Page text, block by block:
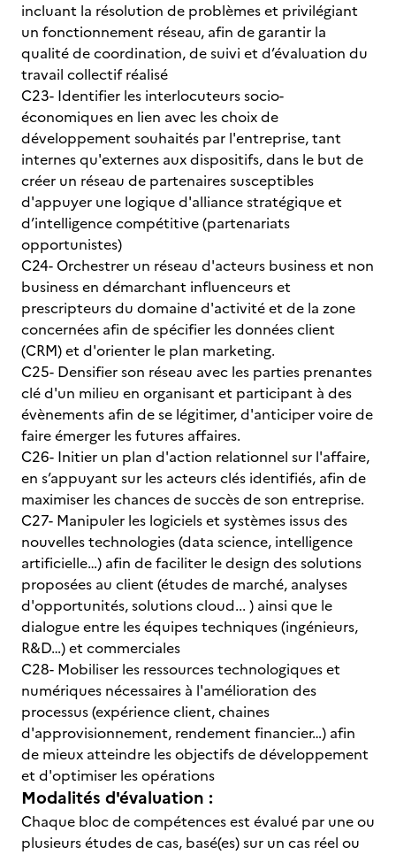
incluant la résolution de problèmes et privilégiant
un fonctionnement réseau, afin de garantir la
qualité de coordination, de suivi et d’évaluation du
travail collectif réalisé
C23- Identifier les interlocuteurs socio-
économiques en lien avec les choix de
développement souhaités par l'entreprise, tant
internes qu'externes aux dispositifs, dans le but de
créer un réseau de partenaires susceptibles
d'appuyer une logique d'alliance stratégique et
d’intelligence compétitive (partenariats
opportunistes)
C24- Orchestrer un réseau d'acteurs business et non
business en démarchant influenceurs et
prescripteurs du domaine d'activité et de la zone
concernées afin de spécifier les données client
(CRM) et d'orienter le plan marketing.
C25- Densifier son réseau avec les parties prenantes
clé d'un milieu en organisant et participant à des
évènements afin de se légitimer, d'anticiper voire de
faire émerger les futures affaires.
C26- Initier un plan d'action relationnel sur l'affaire,
en s’appuyant sur les acteurs clés identifiés, afin de
maximiser les chances de succès de son entreprise.
C27- Manipuler les logiciels et systèmes issus des
nouvelles technologies (data science, intelligence
artificielle…) afin de faciliter le design des solutions
proposées au client (études de marché, analyses
d'opportunités, solutions cloud... ) ainsi que le
dialogue entre les équipes techniques (ingénieurs,
R&D…) et commerciales
C28- Mobiliser les ressources technologiques et
numériques nécessaires à l'amélioration des
processus (expérience client, chaines
d'approvisionnement, rendement financier…) afin
de mieux atteindre les objectifs de développement
et d'optimiser les opérations
Modalités d'évaluation :
Chaque bloc de compétences est évalué par une ou
plusieurs études de cas, basé(es) sur un cas réel ou